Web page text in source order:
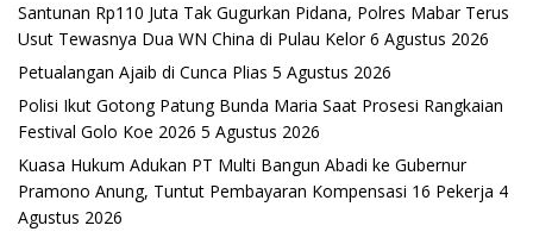
Santunan Rp110 Juta Tak Gugurkan Pidana, Polres Mabar Terus
Usut Tewasnya Dua WN China di Pulau Kelor 6 Agustus 2026
Petualangan Ajaib di Cunca Plias 5 Agustus 2026
Polisi Ikut Gotong Patung Bunda Maria Saat Prosesi Rangkaian
Festival Golo Koe 2026 5 Agustus 2026
Kuasa Hukum Adukan PT Multi Bangun Abadi ke Gubernur
Pramono Anung, Tuntut Pembayaran Kompensasi 16 Pekerja 4
Agustus 2026